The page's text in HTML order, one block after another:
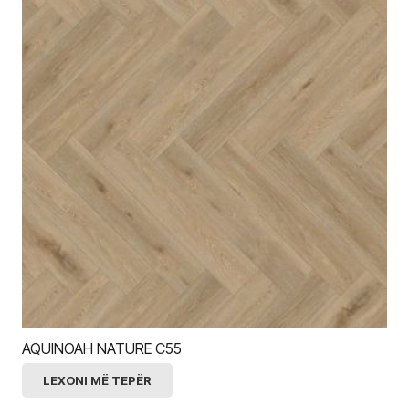
AQUINOAH NATURE C55
LEXONI MË TEPËR